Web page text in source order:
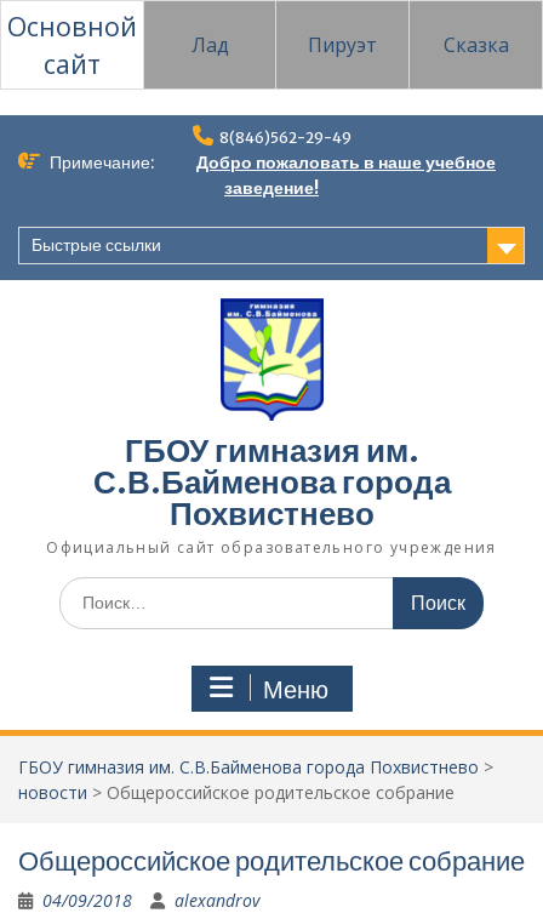
Основной
сайт
Лад Пируэт Сказка
содержимому
8(846)562-29-49
Примечание:
Добро пожаловать в наше учебное
заведение!
Быстрые ссылки
ГБОУ гимназия им.
С.В.Байменова города
Похвистнево
Официальный сайт образовательного учреждения
Поиск
по:
Меню
ГБОУ гимназия им. С.В.Байменова города Похвистнево >
новости > Общероссийское родительское собрание
Общероссийское родительское собрание
04/09/2018 alexandrov